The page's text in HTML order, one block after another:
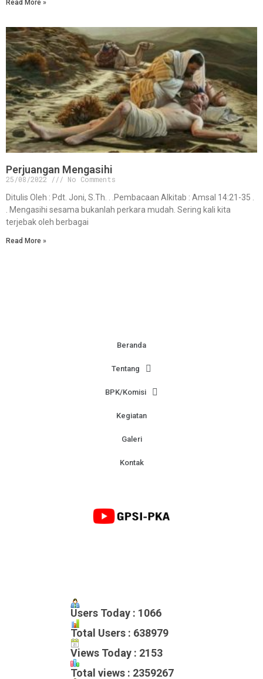
Read More »
Perjuangan Mengasihi
25/08/2022
No Comments
Ditulis Oleh : Pdt. Joni, S.Th. . .Pembacaan Alkitab : Amsal 14:21-35 .
. Mengasihi sesama bukanlah perkara mudah. Sering kali kita
terjebak oleh berbagai
Read More »
Beranda
Tentang
BPK/Komisi
Kegiatan
Galeri
Kontak
Users Today : 1066
Total Users : 638979
Views Today : 2153
Total views : 2359267